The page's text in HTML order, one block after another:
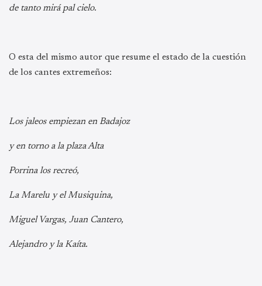
de tanto mirá pal cielo.
O esta del mismo autor que resume el estado de la cuestión
de los cantes extremeños:
Los jaleos empiezan en Badajoz
y en torno a la plaza Alta
Porrina los recreó,
La Marelu y el Musiquina,
Miguel Vargas, Juan Cantero,
Alejandro y la Kaíta.